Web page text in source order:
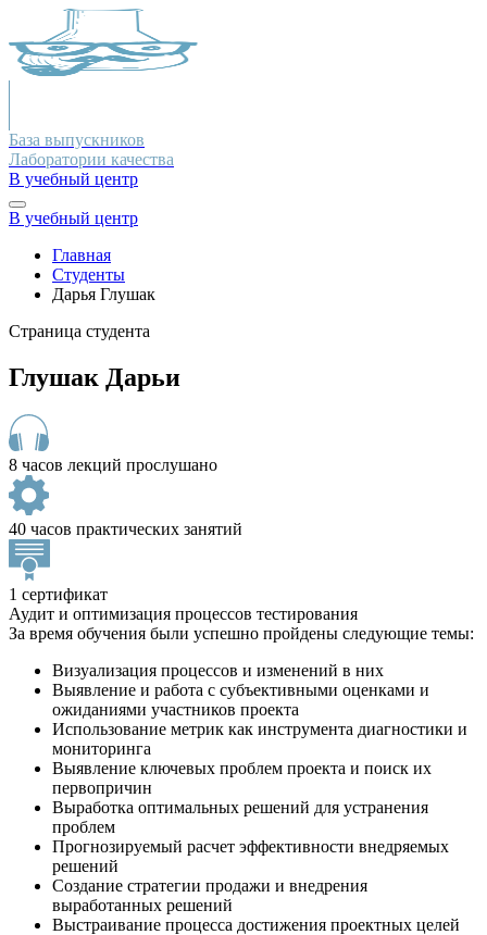
База выпускников
Лаборатории качества
В учебный центр
В учебный центр
Главная
Студенты
Дарья Глушак
Страница студента
Глушак Дарьи
8 часов лекций прослушано
40 часов практических занятий
1 сертификат
Аудит и оптимизация процессов тестирования
За время обучения были успешно пройдены следующие темы:
Визуализация процессов и изменений в них
Выявление и работа с субъективными оценками и
ожиданиями участников проекта
Использование метрик как инструмента диагностики и
мониторинга
Выявление ключевых проблем проекта и поиск их
первопричин
Выработка оптимальных решений для устранения
проблем
Прогнозируемый расчет эффективности внедряемых
решений
Создание стратегии продажи и внедрения
выработанных решений
Выстраивание процесса достижения проектных целей